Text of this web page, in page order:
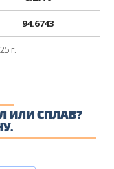
94.6743
г.
ИЛИ СПЛАВ?